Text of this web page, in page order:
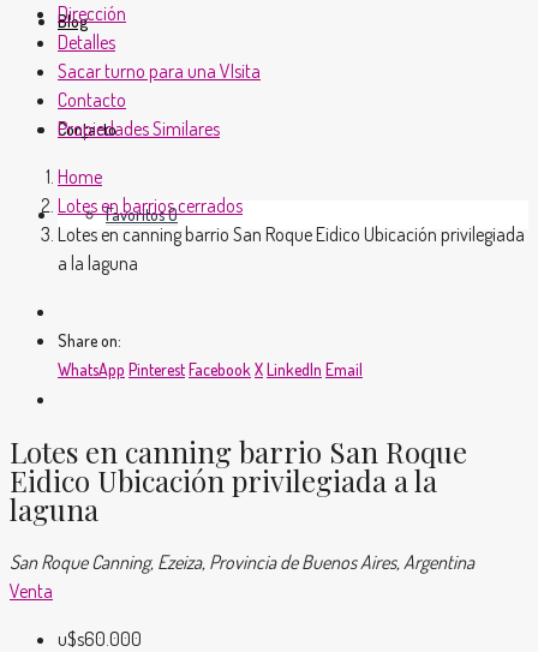
Blog
Contacto
Favoritos0
Dirección
Detalles
Sacar turno para una VIsita
Contacto
Propiedades Similares
Home
Lotes en barrios cerrados
Lotes en canning barrio San Roque Eidico Ubicación privilegiada
a la laguna
Share on:
WhatsApp PinterestFacebook XLinkedIn Email
Lotes en canning barrio San Roque
Eidico Ubicación privilegiada a la
laguna
San Roque Canning, Ezeiza, Provincia de Buenos Aires, Argentina
Venta
u$s60.000